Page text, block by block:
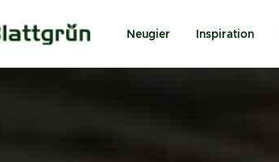
Neugier Inspiration